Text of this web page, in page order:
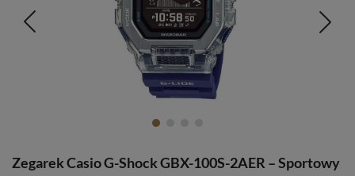
Zegarek Casio G-Shock GBX-100S-2AER – Sportowy